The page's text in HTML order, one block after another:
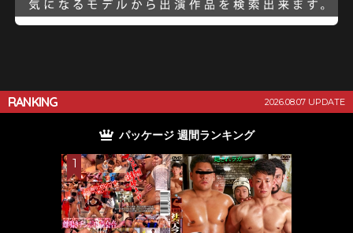
RANKING 2026.08.07 UPDATE
パッケージ 月間ランキング